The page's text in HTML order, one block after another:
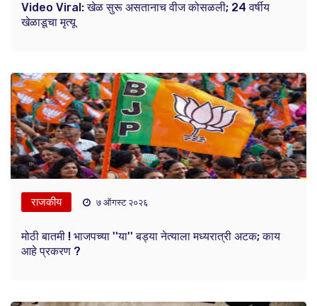
Video Viral: खेळ सुरू असतानाच वीज कोसळली; 24 वर्षीय
खेळाडूचा मृत्यू
राजकीय ७ ऑगस्ट २०२६
मोठी बातमी ! भाजपच्या ''या'' बड्या नेत्याला मध्यरात्री अटक; काय
आहे प्रकरण ?